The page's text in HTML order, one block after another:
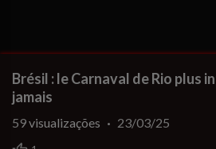
Brésil : le Carnaval de Rio plus
jamais
59visualizações · 23/03/25